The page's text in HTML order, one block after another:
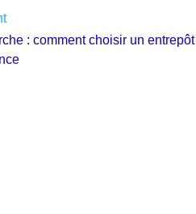
: comment choisir un entrepôt